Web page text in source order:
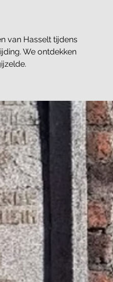
van Hasselt tijdens
We ontdekken